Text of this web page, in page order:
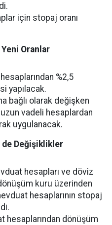
için stopaj oranı
Oranlar
%2,5
yapılacak.
bağlı olarak değişken
vadeli hesaplardan
uygulanacak.
de Değişiklikler
hesapları ve döviz
kuru üzerinden
hesaplarının stopaj
hesaplarından dönüşüm